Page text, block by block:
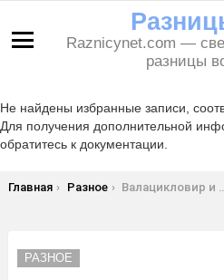
Raznicynet.com —
разницы
Не найдены избранные записи,
Для получения дополнительной
обратитесь к документации.
Вы здесь:
Главная Разное Валацикловир и Ацикловир в чем разница лекарственных препаратов
РАЗНОЕ